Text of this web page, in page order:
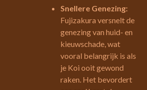
Snellere Genezing:
Fujizakura versnelt de
genezing van huid- en
kieuwschade, wat
vooral belangrijk is als
je Koi ooit gewond
raken. Het bevordert